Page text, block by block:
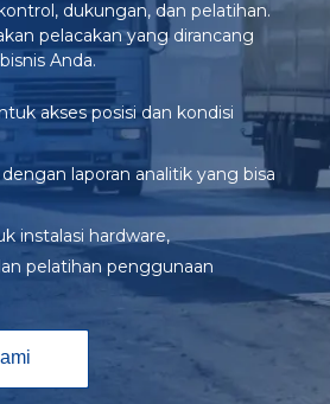
dukungan, dan pelatihan.
pelacakan yang dirancang
Anda.​
akses posisi dan kondisi
laporan analitik yang bisa
instalasi hardware,
pelatihan penggunaan